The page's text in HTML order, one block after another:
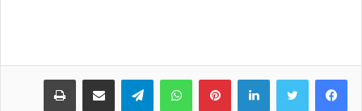
لينكدإن بينتيريستواتساب تيلقرام مشاركة عبر البريد طباعة